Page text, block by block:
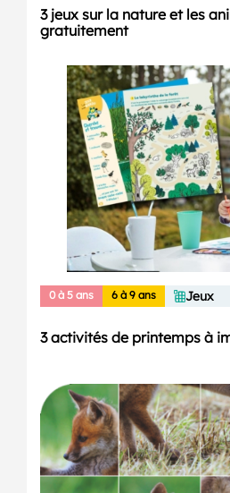
3 jeux sur la nature et les
gratuitement
0 à 5 ans 6 à 9 ans Jeux
3 activités de printemps à